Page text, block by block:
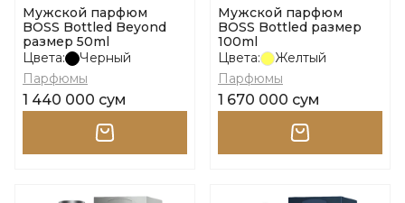
Мужской парфюм
BOSS Bottled Beyond
размер 50ml
Цвета:
Черный
Парфюмы
1 440 000 сум
Мужской парфюм
BOSS Bottled размер
100ml
Цвета:
Желтый
Парфюмы
1 670 000 сум